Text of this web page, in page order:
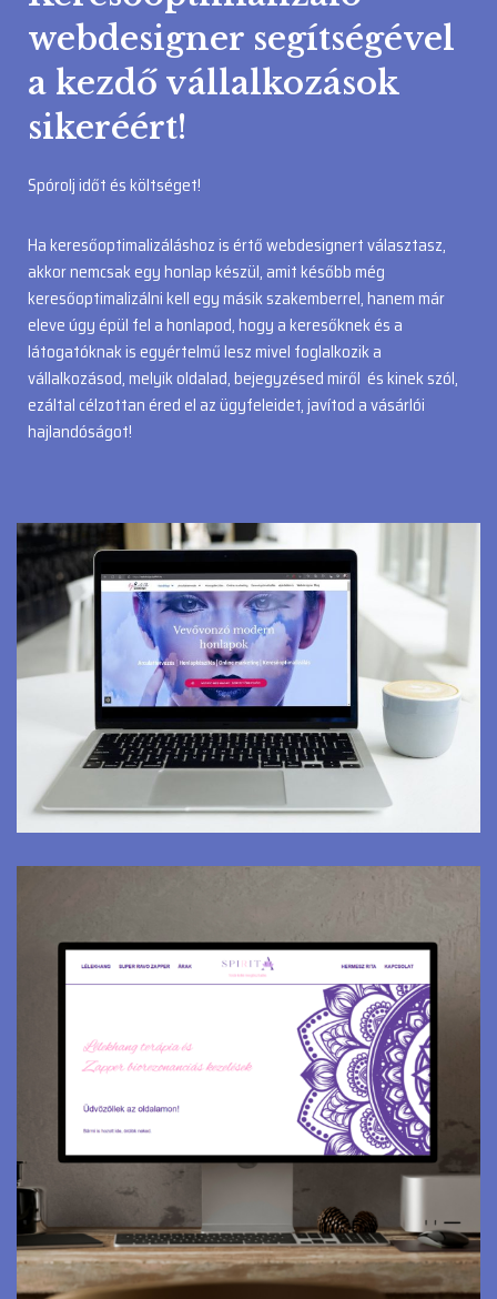
webdesigner segítségével
a kezdő vállalkozások
sikeréért!
Spórolj időt és költséget!
Ha keresőoptimalizáláshoz is értő webdesignert választasz,
akkor nemcsak egy honlap készül, amit később még
keresőoptimalizálni kell egy másik szakemberrel, hanem már
eleve úgy épül fel a honlapod, hogy a keresőknek és a
látogatóknak is egyértelmű lesz mivel foglalkozik a
vállalkozásod, melyik oldalad, bejegyzésed miről és kinek szól,
ezáltal célzottan éred el az ügyfeleidet, javítod a vásárlói
hajlandóságot!